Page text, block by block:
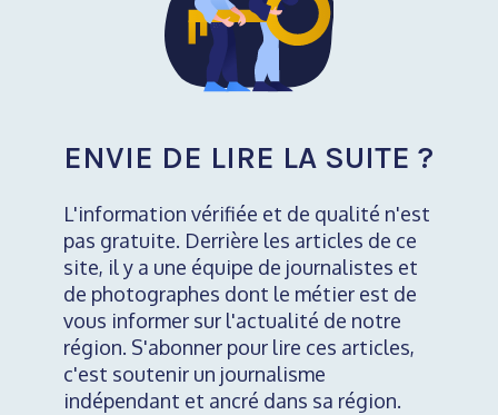
ENVIE DE LIRE LA SUITE ?
L'information vérifiée et de qualité n'est
pas gratuite. Derrière les articles de ce
site, il y a une équipe de journalistes et
de photographes dont le métier est de
vous informer sur l'actualité de notre
région. S'abonner pour lire ces articles,
c'est soutenir un journalisme
indépendant et ancré dans sa région.